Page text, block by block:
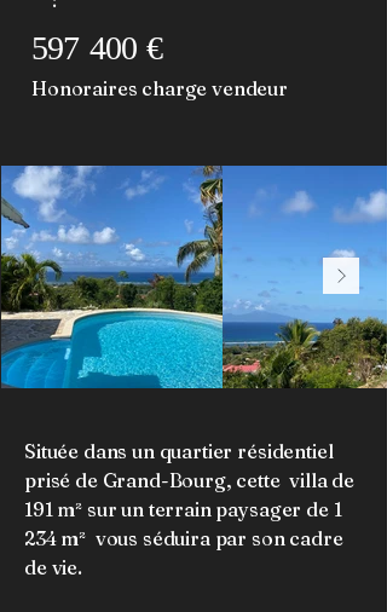
597 400 €
Honoraires charge vendeur
Située dans un quartier résidentiel
prisé de Grand-Bourg, cette villa de
191 m² sur un terrain paysager de 1
234 m² vous séduira par son cadre
de vie.